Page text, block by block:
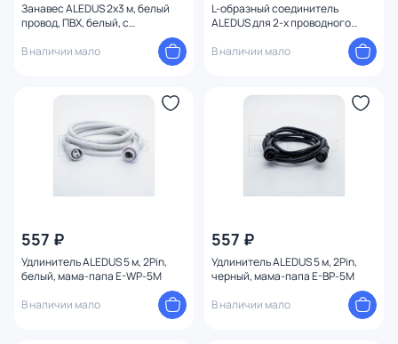
Занавес ALEDUS 2x3 м, белый
провод, ПВХ, белый, с
мерцанием C-WP-2x3M-W/F
В наличии мало
L-образный соединитель
ALEDUS для 2-х проводного
В наличии мало
557 ₽
Удлинитель ALEDUS 5 м, 2Pin,
белый, мама-папа E-WP-5M
В наличии мало
557 ₽
Удлинитель ALEDUS 5 м, 2Pin,
черный, мама-папа E-BP-5M
В наличии мало